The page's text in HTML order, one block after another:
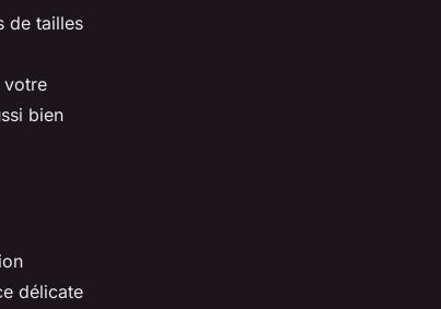
de tailles
votre
bien
délicate